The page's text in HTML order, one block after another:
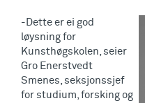
-Dette er ei god
løysning for
Kunsthøgskolen, seier
Gro Enerstvedt
Smenes, seksjonssjef
for studium, forsking og